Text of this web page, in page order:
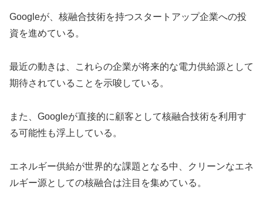
Googleが、核融合技術を持つスタートアップ企業への投
資を進めている。
最近の動きは、これらの企業が将来的な電力供給源として
期待されていることを示唆している。
また、Googleが直接的に顧客として核融合技術を利用す
る可能性も浮上している。
エネルギー供給が世界的な課題となる中、クリーンなエネ
ルギー源としての核融合は注目を集めている。